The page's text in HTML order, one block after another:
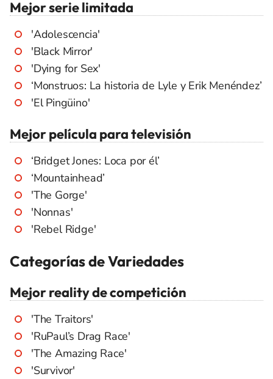
Mejor serie limitada
'Adolescencia'
'Black Mirror'
'Dying for Sex'
‘Monstruos: La historia de Lyle y Erik Menéndez’
'El Pingüino'
Mejor película para televisión
‘Bridget Jones: Loca por él’
‘Mountainhead’
'The Gorge'
'Nonnas'
'Rebel Ridge'
Categorías de Variedades
Mejor reality de competición
'The Traitors'
'RuPaul’s Drag Race'
'The Amazing Race'
'Survivor'